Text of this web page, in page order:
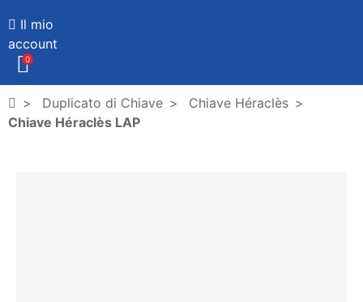
Il mio
account
0
Duplicato di Chiave
Chiave Héraclès
Chiave Héraclès LAP